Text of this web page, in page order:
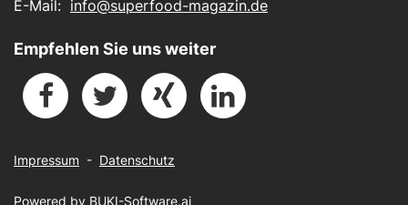
E-Mail: info@superfood-magazin.de
Empfehlen Sie uns weiter
Impressum - Datenschutz
Powered by BUKI-Software.ai